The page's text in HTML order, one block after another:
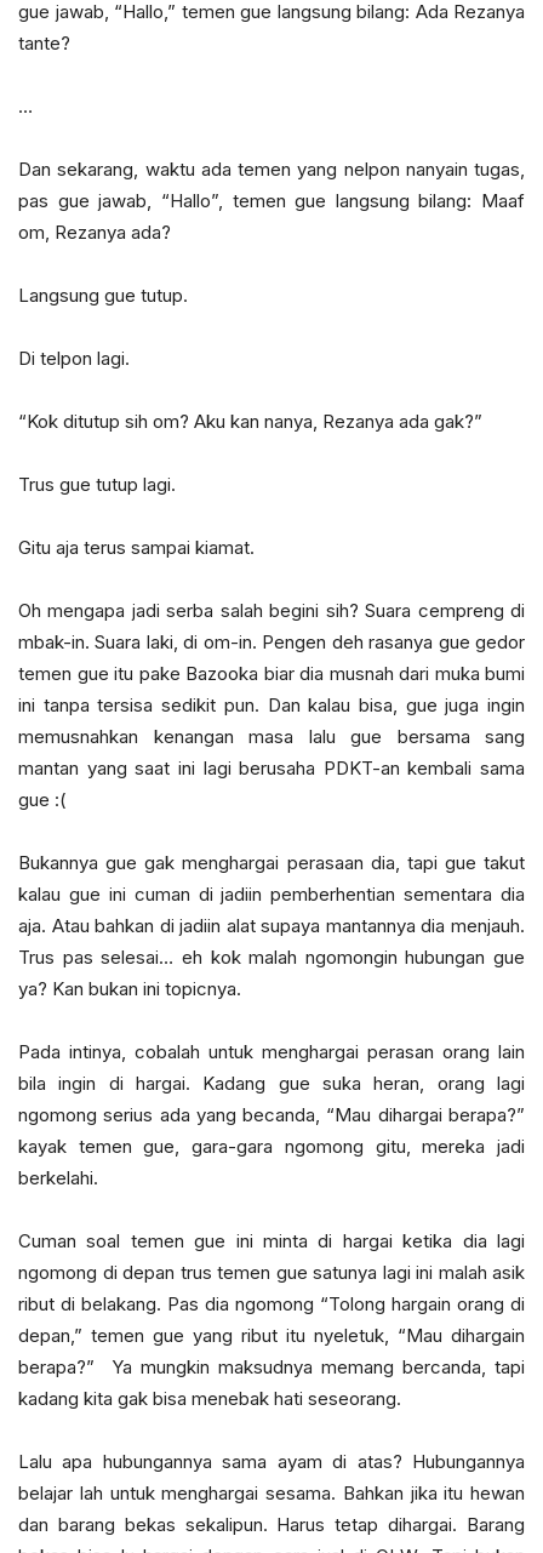
gue jawab, “Hallo,” temen gue langsung bilang: Ada Rezanya
tante?
…
Dan sekarang, waktu ada temen yang nelpon nanyain tugas,
pas gue jawab, “Hallo”, temen gue langsung bilang: Maaf
om, Rezanya ada?
Langsung gue tutup.
Di telpon lagi.
“Kok ditutup sih om? Aku kan nanya, Rezanya ada gak?”
Trus gue tutup lagi.
Gitu aja terus sampai kiamat.
Oh mengapa jadi serba salah begini sih? Suara cempreng di
mbak-in. Suara laki, di om-in. Pengen deh rasanya gue gedor
temen gue itu pake Bazooka biar dia musnah dari muka bumi
ini tanpa tersisa sedikit pun. Dan kalau bisa, gue juga ingin
memusnahkan kenangan masa lalu gue bersama sang
mantan yang saat ini lagi berusaha PDKT-an kembali sama
gue :(
Bukannya gue gak menghargai perasaan dia, tapi gue takut
kalau gue ini cuman di jadiin pemberhentian sementara dia
aja. Atau bahkan di jadiin alat supaya mantannya dia menjauh.
Trus pas selesai… eh kok malah ngomongin hubungan gue
ya? Kan bukan ini topicnya.
Pada intinya, cobalah untuk menghargai perasan orang lain
bila ingin di hargai. Kadang gue suka heran, orang lagi
ngomong serius ada yang becanda, “Mau dihargai berapa?”
kayak temen gue, gara-gara ngomong gitu, mereka jadi
berkelahi.
Cuman soal temen gue ini minta di hargai ketika dia lagi
ngomong di depan trus temen gue satunya lagi ini malah asik
ribut di belakang. Pas dia ngomong “Tolong hargain orang di
depan,” temen gue yang ribut itu nyeletuk, “Mau dihargain
berapa?” Ya mungkin maksudnya memang bercanda, tapi
kadang kita gak bisa menebak hati seseorang.
Lalu apa hubungannya sama ayam di atas? Hubungannya
belajar lah untuk menghargai sesama. Bahkan jika itu hewan
dan barang bekas sekalipun. Harus tetap dihargai. Barang